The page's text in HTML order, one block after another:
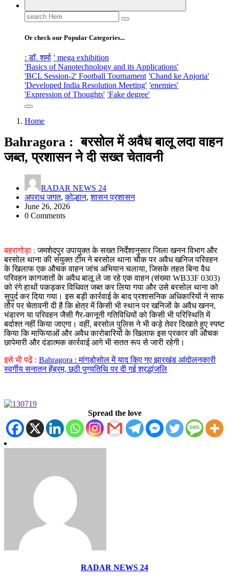
Search
for:
Or check our Popular Categories...
: डॉ. शर्मा ' mega exhibition
'Basics of Nanotechnology and its Applications'
'BCL Session-2' Football Tournament 'Chand ke Anjoria'
'Developed India Resolution Meeting' 'enemies'
'Expression of Thoughts' 'Fake degree'
Home
Bahragora : बरसोल में अवैध बालू लदा वाहन
जब्त, प्रशासन ने दी सख्त चेतावनी
RADAR NEWS 24
अपराध जगत,कोल्हान,शासन प्रशासन
June 26, 2026
0 Comments
बहरागोड़ा : जमशेदपुर उपायुक्त के सख्त निर्देशानुसार जिला खनन विभाग और
बरसोल थाना की संयुक्त टीम ने बरसोल थाना चौक पर अवैध खनिज परिवहन
के खिलाफ एक औचक वाहन जांच अभियान चलाया, जिसके तहत बिना वैध
परिवहन कागजातों के अवैध बालू ले जा रहे एक वाहन (संख्या WB33F 0303)
को रंगे हाथों पकड़कर विधिवत जब्त कर लिया गया और उसे बरसोल थाना को
सुपुर्द कर दिया गया। इस बड़ी कार्रवाई के बाद प्रशासनिक अधिकारियों ने साफ
तौर पर चेतावनी दी है कि क्षेत्र में किसी भी स्थान पर खनिजों के अवैध खनन,
भंडारण या परिवहन जैसी गैर-कानूनी गतिविधियों को किसी भी परिस्थिति में
बर्दाश्त नहीं किया जाएगा। वहीं, बरसोल पुलिस ने भी कड़े तेवर दिखाते हुए स्पष्ट
किया कि माफियाओं और अवैध कारोबारियों के खिलाफ इस प्रकार की औचक
छापेमारी और दंडात्मक कार्रवाई आगे भी सतत रूप से जारी रहेगी।
इसे भी पढ़ें : Bahragora : मांगड़ोसोल में याद किए गए झारखंड आंदोलनकारी
स्वर्गीय सनातन हेंब्रम, छठी पुण्यतिथि पर दी गई श्रद्धांजलि
Spread the love
RADAR NEWS 24